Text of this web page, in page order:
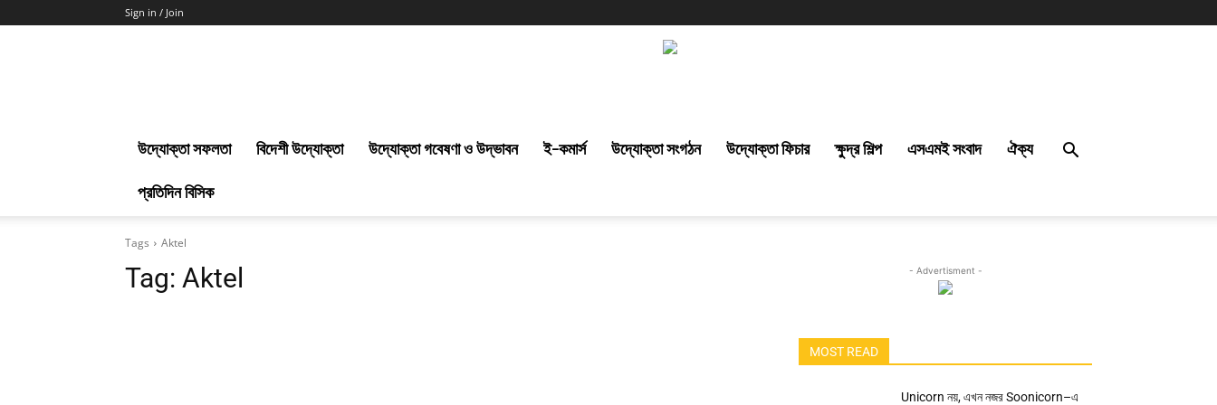
Sign in / Join
উদ্যোক্তা সফলতা বিদেশী উদ্যোক্তা উদ্যোক্তা গবেষণা ও উদ্ভাবন ই-কমার্স উদ্যোক্তা সংগঠন উদ্যোক্তা ফিচার ক্ষুদ্র শিল্প এসএমই সংবাদ ঐক্য
প্রতিদিন বিসিক
Tags Aktel
Tag: Aktel - Advertisment -
MOST READ
Unicorn নয়, এখন নজর Soonicorn–এ